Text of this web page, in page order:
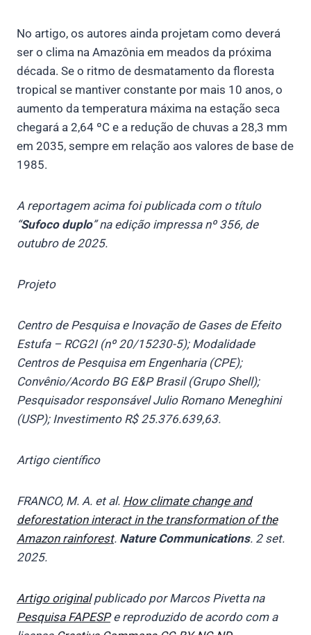
No artigo, os autores ainda projetam como deverá
ser o clima na Amazônia em meados da próxima
década. Se o ritmo de desmatamento da floresta
tropical se mantiver constante por mais 10 anos, o
aumento da temperatura máxima na estação seca
chegará a 2,64 ºC e a redução de chuvas a 28,3 mm
em 2035, sempre em relação aos valores de base de
1985.
A reportagem acima foi publicada com o título
“Sufoco duplo” na edição impressa nº 356, de
outubro de 2025.
Projeto
Centro de Pesquisa e Inovação de Gases de Efeito
Estufa – RCG2I (nº 20/15230-5); Modalidade
Centros de Pesquisa em Engenharia (CPE);
Convênio/Acordo BG E&P Brasil (Grupo Shell);
Pesquisador responsável Julio Romano Meneghini
(USP); Investimento R$ 25.376.639,63.
Artigo científico
FRANCO, M. A. et al. How climate change and
deforestation interact in the transformation of the
Amazon rainforest. Nature Communications. 2 set.
2025.
Artigo originalpublicado por Marcos Pivetta na
Pesquisa FAPESPe reproduzido de acordo com a